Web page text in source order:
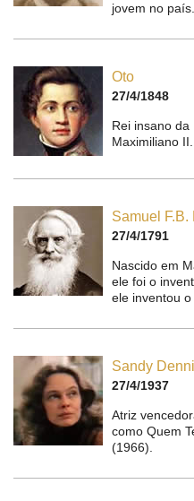
jovem no país.
Oto
27/4/1848
Rei insano
Maximiliano II.
Samuel F.B.
27/4/1791
Nascido em
ele foi o
ele inventou o
Sandy
27/4/1937
Atriz
como Quem
(1966).